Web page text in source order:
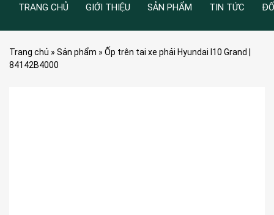
TRANG CHỦ GIỚI THIỆU SẢN PHẨM TIN TỨC
Trang chủ » Sản phẩm » Ốp trên tai xe phải Hyundai I10 Grand |
84142B4000